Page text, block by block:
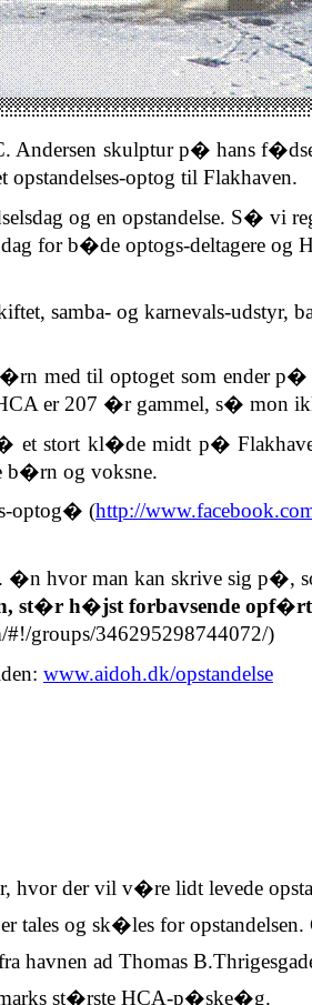
Andersen skulptur p� hans
optog til Flakhaven.
og en opstandelse. S� vi
dag for b�deoptogs-deltagere og
samba- og karnevals-udstyr,
med til optoget som ender
er 207 �r gammel, s� mon
et stort kl�de midt p�
b�rn og voksne.
optog� (http://
hvor man kan skrive sig
st�r h�jst forbavsende
groups/346295298744072/)
www.aidoh.dk/opstandelse
hvor der vil v�re lidt levede
og sk�les for opstandelsen.
havnen ad Thomas B
st�rste HCA-p�ske�g.